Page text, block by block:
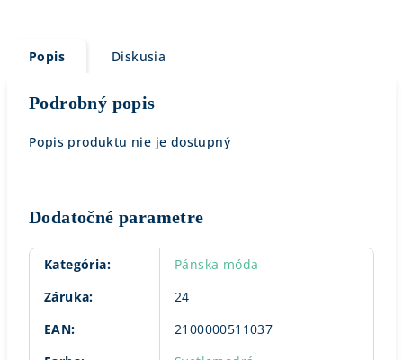
Popis Diskusia
Podrobný popis
Popis produktu nie je dostupný
Dodatočné parametre
Kategória:
Pánska móda
Záruka:
24
EAN:
2100000511037